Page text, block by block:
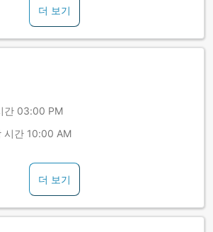
더 보기
간 03:00 PM
시간 10:00 AM
더 보기